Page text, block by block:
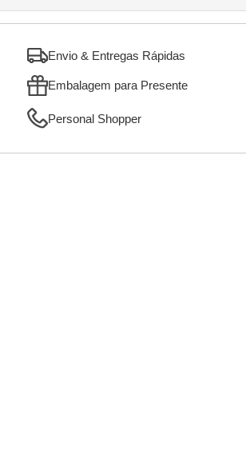
Envio & Entregas Rápidas
Embalagem para Presente
Personal Shopper